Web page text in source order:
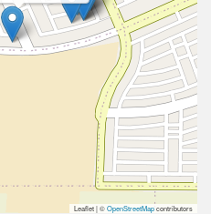
Leaflet | ©OpenStreetMapcontributors